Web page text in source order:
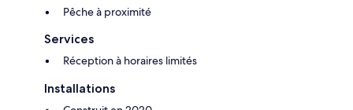
Pêche à proximité
Services
Réception à horaires limités
Installations